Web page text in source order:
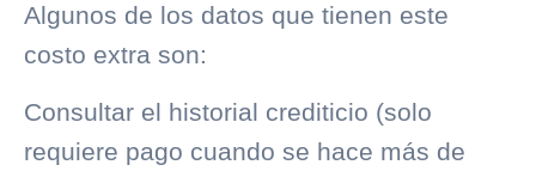
Algunos de los datos que tienen este
costo extra son:
Consultar el historial crediticio (solo
requiere pago cuando se hace más de